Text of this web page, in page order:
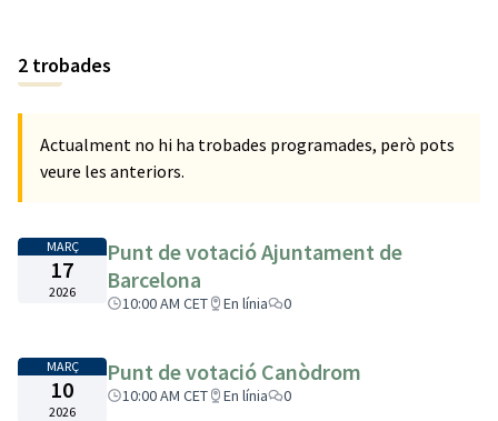
2 trobades
Actualment no hi ha trobades programades, però pots
veure les anteriors.
MARÇ
17
2026
Punt de votació Ajuntament de
Barcelona
10:00 AM CET En línia 0
MARÇ
10
2026
Punt de votació Canòdrom
10:00 AM CET En línia 0